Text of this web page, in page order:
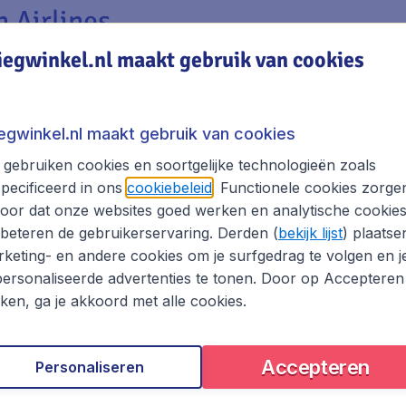
Airlines
oosten? Ontdek dan de prachtige bestemmingen in
Brussel
! Met Hainan Airlines wordt jouw reis naar
en ervaar het beste van Azië!
Brussel naar Beijing
maakt gebruik van cookies
maakt gebruik van cookies
gebruiken cookies en soortgelijke technologieën zoals
in ons cookiebeleid. Functionele cookies
dat onze websites goed werken en analytische cookies
de gebruikerservaring. Derden (bekijk lijst)
en andere cookies om je surfgedrag te volgen en
advertenties te tonen. Door op
ga je akkoord met alle cookies.
Accepteren
Personaliseren